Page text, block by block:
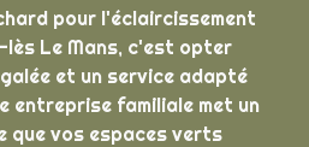
pour l'éclaircissement
Le Mans, c'est opter
et un service adapté
entreprise familiale met un
que vos espaces verts